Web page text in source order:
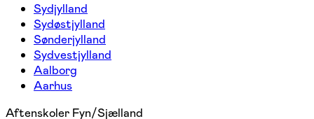
Sydjylland
Sydøstjylland
Sønderjylland
Sydvestjylland
Aalborg
Aarhus
Aftenskoler Fyn/Sjælland